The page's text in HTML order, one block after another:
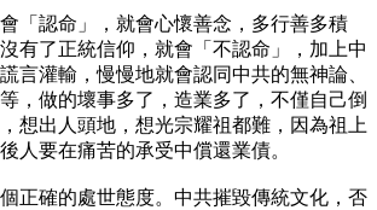
「認命」，就會心懷善念，多行善多積
有了正統信仰，就會「不認命」，加上中
言灌輸，慢慢地就會認同中共的無神論、
，做的壞事多了，造業多了，不僅自己倒
想出人頭地，想光宗耀祖都難，因為祖上
人要在痛苦的承受中償還業債。
個正確的處世態度。中共摧毀傳統文化，否